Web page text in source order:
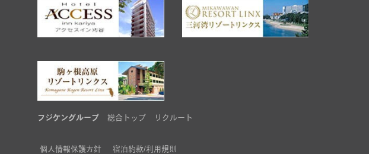
フジケングループ 総合トップ リクルート
個人情報保護方針
宿泊約款/利用規則